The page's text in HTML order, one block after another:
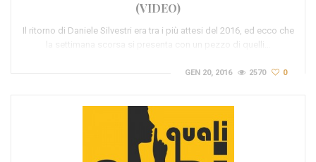
(VIDEO)
Il ritorno di Daniele Silvestri era tra i più attesi del 2016, ed ecco che
la settimana scorsa si presenta con un pezzo di quelli…
GEN 20, 2016 2570 0